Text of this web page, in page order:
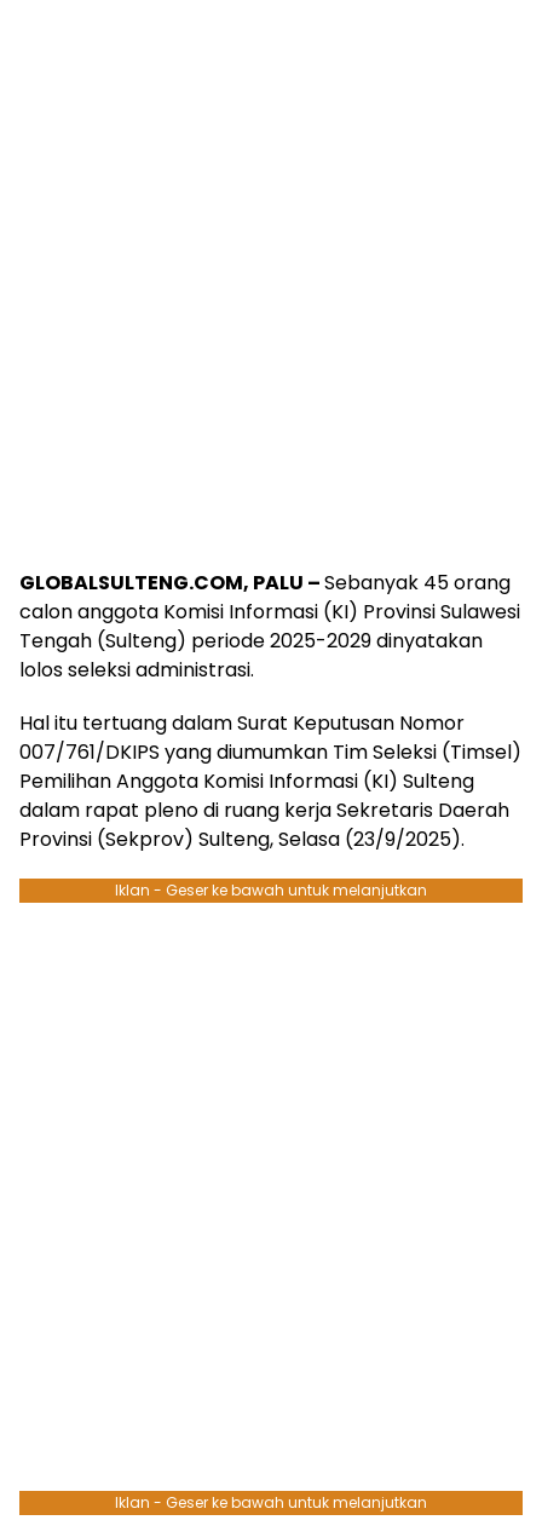
GLOBALSULTENG.COM, PALU –Sebanyak 45 orang
calon anggota Komisi Informasi (KI) Provinsi Sulawesi
Tengah (Sulteng) periode 2025-2029 dinyatakan
lolos seleksi administrasi.
Hal itu tertuang dalam Surat Keputusan Nomor
007/761/DKIPS yang diumumkan Tim Seleksi (Timsel)
Pemilihan Anggota Komisi Informasi (KI) Sulteng
dalam rapat pleno di ruang kerja Sekretaris Daerah
Provinsi (Sekprov) Sulteng, Selasa (23/9/2025).
Iklan - Geser ke bawah untuk melanjutkan
Iklan - Geser ke bawah untuk melanjutkan